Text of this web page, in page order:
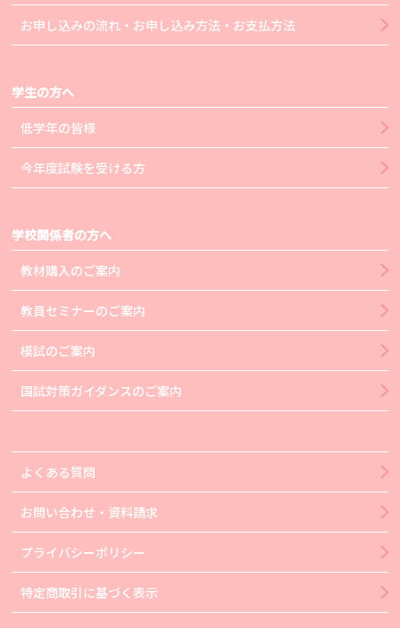
お申し込みの流れ・お申し込み方法・お支払方法
学生の方へ
低学年の皆様
今年度試験を受ける方
学校関係者の方へ
教材購入のご案内
教員セミナーのご案内
模試のご案内
国試対策ガイダンスのご案内
よくある質問
お問い合わせ・資料請求
プライバシーポリシー
特定商取引に基づく表示